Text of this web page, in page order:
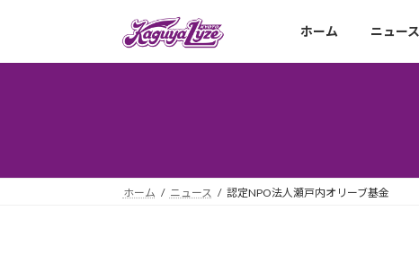
ッ
移
ホーム ニュース
ホーム ニュース 認定NPO法人瀬戸内オリーブ基金